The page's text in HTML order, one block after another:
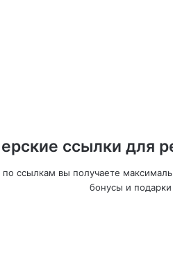
ссылки для
по ссылкам вы получаете
бонусы и